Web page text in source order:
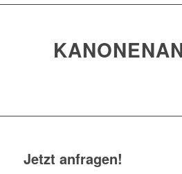
Jetzt anfragen!